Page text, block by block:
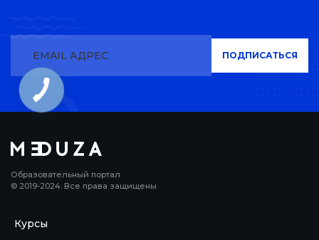
Образовательный портал
© 2019-2024. Все права защищены
Курсы